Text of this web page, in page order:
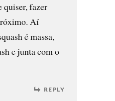
quiser, fazer
Aí
é massa,
e junta com o
REPLY